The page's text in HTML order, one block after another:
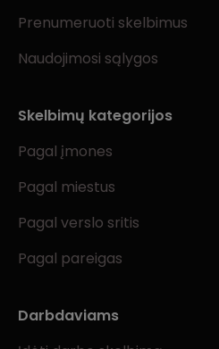
Prenumeruoti skelbimus
Naudojimosi sąlygos
Skelbimų kategorijos
Pagal įmones
Pagal miestus
Pagal verslo sritis
Pagal pareigas
Darbdaviams